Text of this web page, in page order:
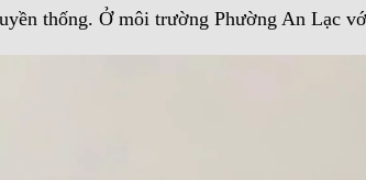
thống. Ở môi trường Phường An Lạc